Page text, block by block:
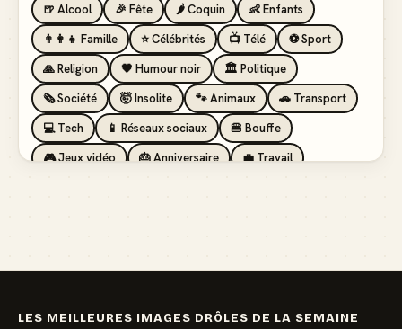
🍺 Alcool
🎉 Fête 🌶️ Coquin
👶 Enfants
👨‍👩‍👧 Famille
⭐ Célébrités 📺 Télé
⚽ Sport
🙏 Religion
🖤 Humour noir
🏛️ Politique
🗞️ Société
🤯 Insolite 🐾 Animaux
🚗 Transport
💻 Tech
📱 Réseaux sociaux
🍔 Bouffe
🎮 Jeux vidéo
🎂 Anniversaire
💼 Travail
LES MEILLEURES IMAGES DRÔLES DE LA SEMAINE